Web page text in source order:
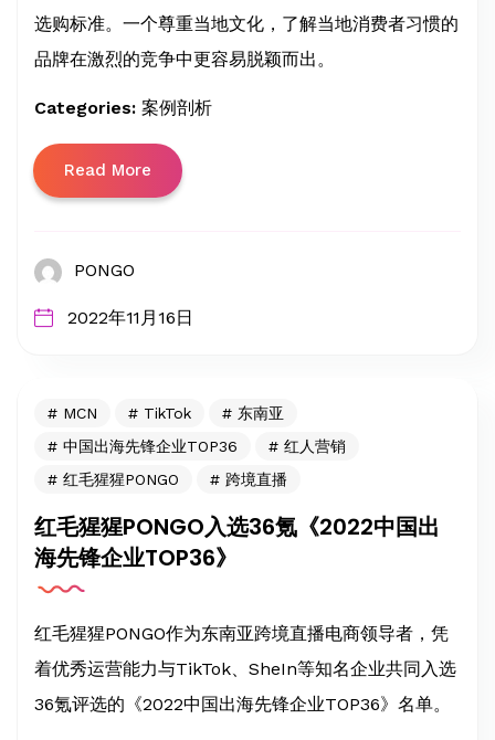
选购标准。一个尊重当地文化，了解当地消费者习惯的
品牌在激烈的竞争中更容易脱颖而出。
Categories: 案例剖析
Read More
PONGO
2022年11月16日
MCN TikTok
东南亚
中国出海先锋企业TOP36
红人营销
红毛猩猩PONGO
跨境直播
红毛猩猩PONGO入选36氪《2022中国出
海先锋企业TOP36》
红毛猩猩PONGO作为东南亚跨境直播电商领导者，凭
着优秀运营能力与TikTok、SheIn等知名企业共同入选
36氪评选的《2022中国出海先锋企业TOP36》名单。